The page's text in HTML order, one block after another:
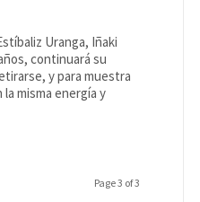
Uranga, Iñaki
continuará su
y para muestra
misma energía y
Page 3 of 3